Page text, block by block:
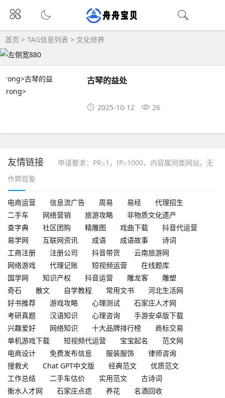
首页 > TAG信息列表 > 文化修养
古琴的益处
2025-10-12 26
友情链接
申请要求：PR≥1，IP≥1000，内容属同类网站，无
作弊现象
电商运营 信息流广告 周易 易经
代理招生
二手车
网络营销 旅游攻略
非物质文化遗产
查字典
社区团购 精雕图 戏曲下载
抖音代运营
易学网
互联网资讯 成语 成语故事
诗词
工商注册
注册公司 抖音带货
云南旅游网
网络游戏
代理记账 短视频运营
在线题库
国学网
知识产权 抖音运营 雕龙客
雕塑
奇石
散文 自学教程 常用文书
河北生活网
好书推荐
游戏攻略 心理测试
石家庄人才网
考研真题
汉语知识 心理咨询
手游安卓版下载
兴趣爱好
网络知识 十大品牌排行榜
商标交易
单机游戏下载
短视频代运营 宝宝起名
范文网
电商设计
免费发布信息 服装服饰
律师咨询
搜救犬
Chat GPT中文版 经典范文
优质范文
工作总结
二手车估价 实用范文
古诗词
衡水人才网
石家庄点痣 养花
名酒回收